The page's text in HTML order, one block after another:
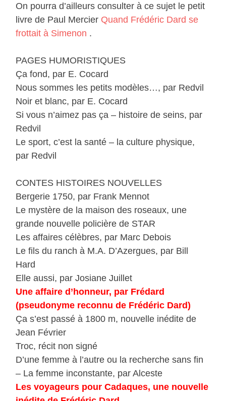
On pourra d’ailleurs consulter à ce sujet le petit
livre de Paul Mercier Quand Frédéric Dard se
frottait à Simenon .
PAGES HUMORISTIQUES
Ça fond, par E. Cocard
Nous sommes les petits modèles…, par Redvil
Noir et blanc, par E. Cocard
Si vous n’aimez pas ça – histoire de seins, par
Redvil
Le sport, c’est la santé – la culture physique,
par Redvil
CONTES HISTOIRES NOUVELLES
Bergerie 1750, par Frank Mennot
Le mystère de la maison des roseaux, une
grande nouvelle policière de STAR
Les affaires célèbres, par Marc Debois
Le fils du ranch à M.A. D’Azergues, par Bill
Hard
Elle aussi, par Josiane Juillet
Une affaire d’honneur, par Frédard
(pseudonyme reconnu de Frédéric Dard)
Ça s’est passé à 1800 m, nouvelle inédite de
Jean Février
Troc, récit non signé
D’une femme à l’autre ou la recherche sans fin
– La femme inconstante, par Alceste
Les voyageurs pour Cadaques, une nouvelle